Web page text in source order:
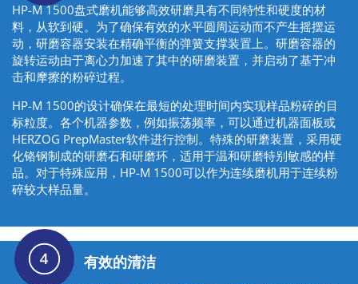
HP-M 1500盘式磨机能够高效研磨具有不同特性和硬度的材
料，从软到硬。为了确保有效的水平圆周运动而不产生摇摆运
动，研磨容器安装在精确平衡的弹簧支撑装置上。研磨容器的
旋转运动由于离心力加速了其中的研磨装置，并启动了基于冲
击和摩擦的粉碎过程。
HP-M 1500的设计确保在最短的处理时间内实现样品粉碎的目
标粒度。各个机器参数，例如振荡频率，可以通过机器面板或
HERZOG PrepMaster软件进行控制。特殊的研磨装置，采用硬
化铬钢制成的研磨石和研磨环，适用于温和研磨特别敏感的样
品。对于特殊应用，HP-M 1500可以作为连续磨机用于连续粉
碎较大样品量。
有效的清洁